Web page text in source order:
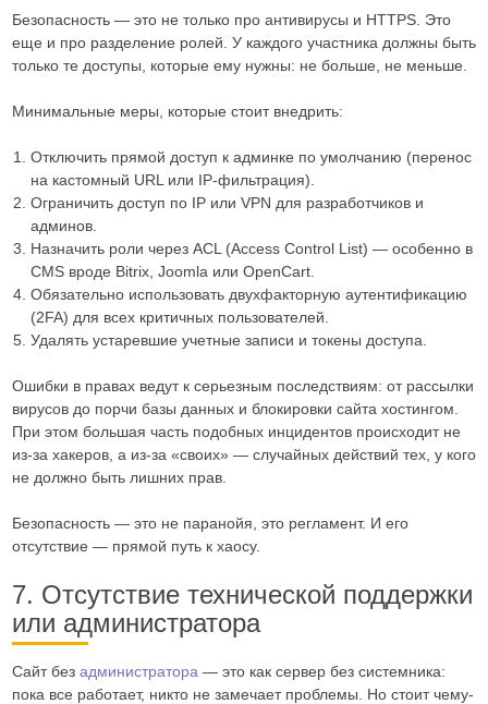
Безопасность — это не только про антивирусы и HTTPS. Это
еще и про разделение ролей. У каждого участника должны быть
только те доступы, которые ему нужны: не больше, не меньше.
Минимальные меры, которые стоит внедрить:
Отключить прямой доступ к админке по умолчанию (перенос
на кастомный URL или IP-фильтрация).
Ограничить доступ по IP или VPN для разработчиков и
админов.
Назначить роли через ACL (Access Control List) — особенно в
CMS вроде Bitrix, Joomla или OpenCart.
Обязательно использовать двухфакторную аутентификацию
(2FA) для всех критичных пользователей.
Удалять устаревшие учетные записи и токены доступа.
Ошибки в правах ведут к серьезным последствиям: от рассылки
вирусов до порчи базы данных и блокировки сайта хостингом.
При этом большая часть подобных инцидентов происходит не
из-за хакеров, а из-за «своих» — случайных действий тех, у кого
не должно быть лишних прав.
Безопасность — это не паранойя, это регламент. И его
отсутствие — прямой путь к хаосу.
7. Отсутствие технической поддержки
или администратора
Сайт без администратора — это как сервер без системника:
пока все работает, никто не замечает проблемы. Но стоит чему-